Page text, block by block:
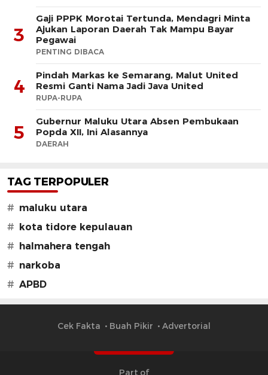
3
Gaji PPPK Morotai Tertunda, Mendagri Minta
Ajukan Laporan Daerah Tak Mampu Bayar
Pegawai
PENTING DIBACA
4
Pindah Markas ke Semarang, Malut United
Resmi Ganti Nama Jadi Java United
RUPA-RUPA
5
Gubernur Maluku Utara Absen Pembukaan
Popda XII, Ini Alasannya
DAERAH
TAG TERPOPULER
# maluku utara
# kota tidore kepulauan
# halmahera tengah
# narkoba
# APBD
Cek Fakta Buah Pikir Advertorial
Part of